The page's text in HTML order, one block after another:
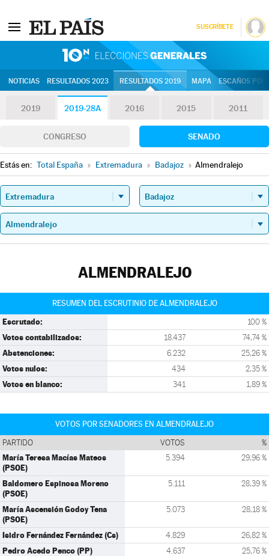
SUSCRÍBETE
NOTICIAS RESULTADOS 2023 RESULTADOS 2019 MAPA ESCAÑOS
2019 2019-28A 2016 2015 2011
CONGRESO SENADO
Estás en: Total España » Extremadura » Badajoz » Almendralejo
ALMENDRALEJO
RESUMEN DEL ESCRUTINIO DE ALMENDRALEJO
Escrutado: 100 %
Votos contabilizados: 18.437 74,74 %
Abstenciones: 6.232 25,26 %
Votos nulos: 434 2,35 %
Votos en blanco: 341 1,89 %
VOTOS POR SENADORES EN ALMENDRALEJO
PARTIDO VOTOS %
María Teresa Macías Mateos
(PSOE)
5.394 29,96 %
Baldomero Espinosa Moreno
(PSOE)
5.111 28,39 %
María Ascensión Godoy Tena
(PSOE)
5.073 28,18 %
Isidro Fernández Fernández (Cs) 4.829 26,82 %
Pedro Acedo Penco (PP) 4.637 25,76 %